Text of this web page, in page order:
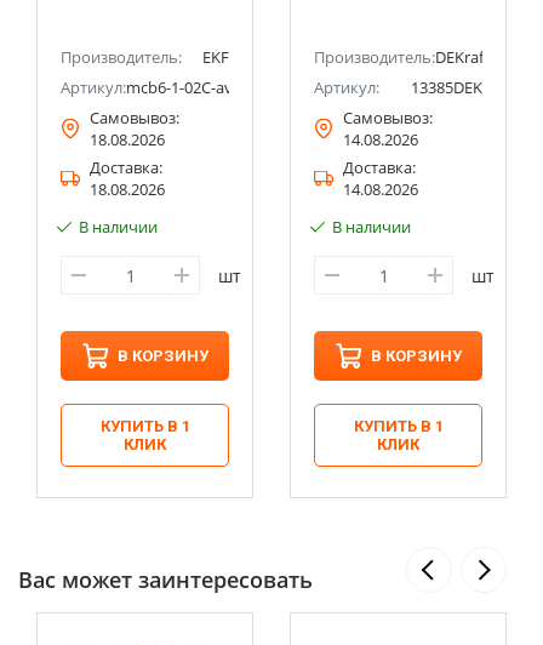
Производитель:
EKF
Артикул:mcb6-1-02C-av
Самовывоз:
18.08.2026
Доставка:
18.08.2026
В наличии
шт
В КОРЗИНУ
КУПИТЬ В 1
КЛИК
Производитель:DEKraft
Артикул:
13385DEK
Самовывоз:
14.08.2026
Доставка:
14.08.2026
В наличии
шт
В КОРЗИНУ
КУПИТЬ В 1
КЛИК
Вас может заинтересовать